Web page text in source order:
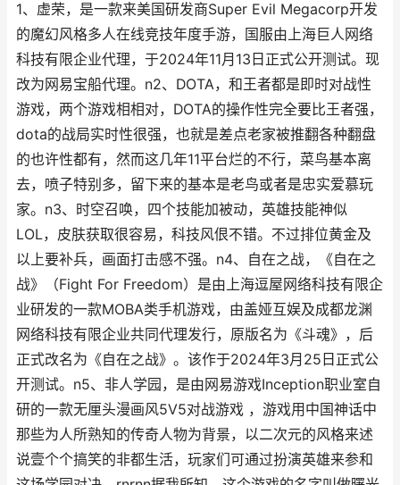
1、虚荣，是一款来美国研发商Super Evil Megacorp开发
的魔幻风格多人在线竞技年度手游，国服由上海巨人网络
科技有限企业代理，于2024年11月13日正式公开测试。现
改为网易宝船代理。n2、DOTA，和王者都是即时对战性
游戏，两个游戏相相对，DOTA的操作性完全要比王者强，
dota的战局实时性很强，也就是差点老家被推翻各种翻盘
的也许性都有，然而这几年11平台烂的不行，菜鸟基本离
去，喷子特别多，留下来的基本是老鸟或者是忠实爱慕玩
家。n3、时空召唤，四个技能加被动，英雄技能神似
LOL，皮肤获取很容易，科技风佷不错。不过排位黄金及
以上要补兵，画面打击感不强。n4、自在之战，《自在之
战》（Fight For Freedom）是由上海逗屋网络科技有限企
业研发的一款MOBA类手机游戏，由盖娅互娱及成都龙渊
网络科技有限企业共同代理发行，原版名为《斗魂》，后
正式改名为《自在之战》。该作于2024年3月25日正式公
开测试。n5、非人学园，是由网易游戏Inception职业室自
研的一款无厘头漫画风5V5对战游戏 ，游戏用中国神话中
那些为人所熟知的传奇人物为背景，以二次元的风格来述
说壹个个搞笑的非都生活，玩家们可通过扮演英雄来参和